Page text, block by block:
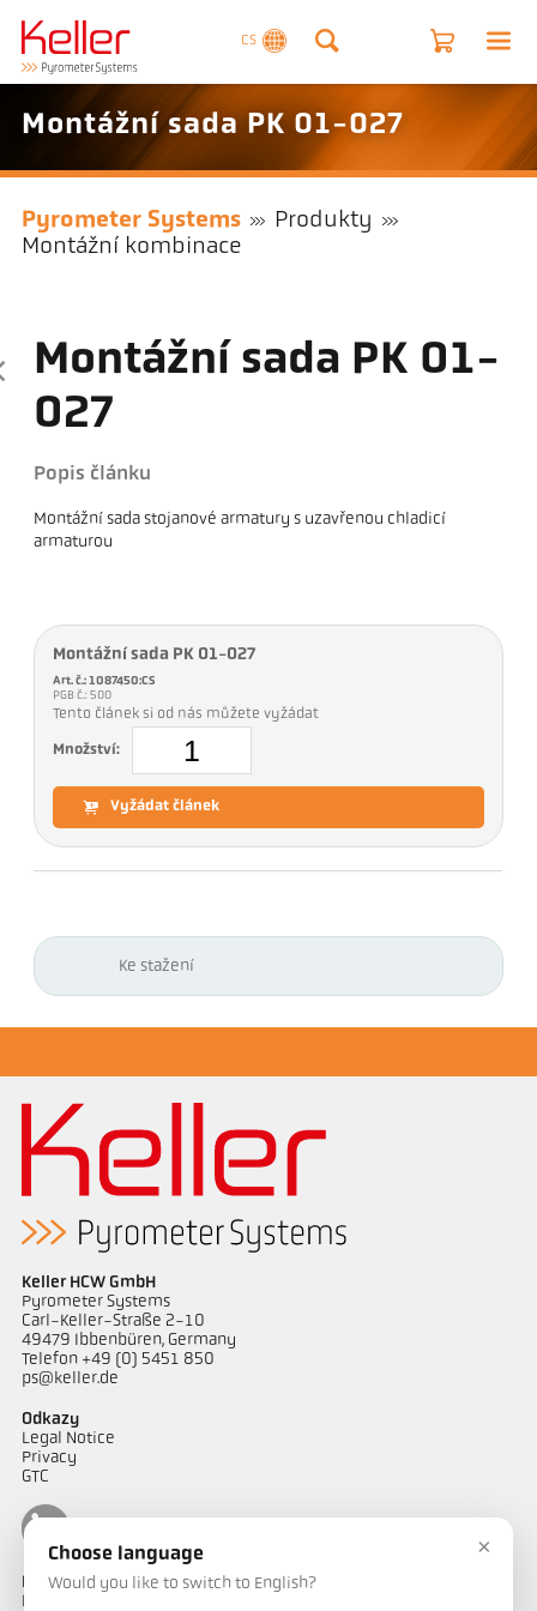
CS
Montážní sada PK 01-027
Pyrometer Systems
Produkty
Montážní kombinace
Montážní sada PK 01-
027
Popis článku
Montážní sada stojanové armatury s uzavřenou chladicí
armaturou
Montážní sada PK 01-027
Art. č.: 1087450:CS
PGB č.: 500
Tento článek si od nás můžete vyžádat
Množství:
Vyžádat článek
Ke stažení
Keller HCW GmbH
Pyrometer Systems
Carl-Keller-Straße 2-10
49479 Ibbenbüren, Germany
Telefon +49 (0) 5451 850
ps@keller.de
Odkazy
Legal Notice
Privacy
GTC
Kontakt
Máte dotazy ohledně našich řešení pro měření teploty? Náš tým
×
Choose language
Would you like to switch to English?